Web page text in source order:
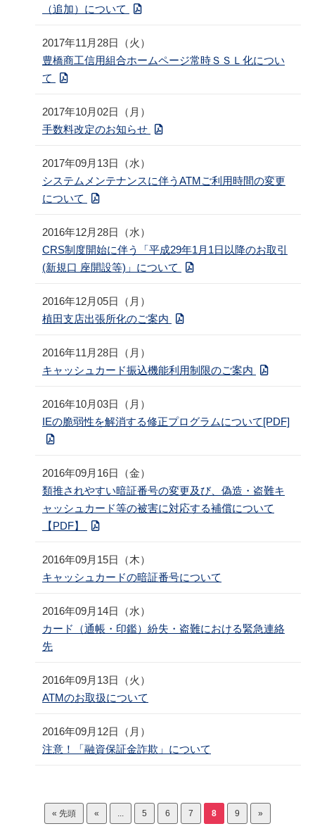
（追加）について
2017年11月28日（火）
豊橋商工信用組合ホームページ常時ＳＳＬ化につい
て
2017年10月02日（月）
手数料改定のお知らせ
2017年09月13日（水）
システムメンテナンスに伴うATMご利用時間の変更
について
2016年12月28日（水）
CRS制度開始に伴う「平成29年1月1日以降のお取引
(新規口 座開設等)」について
2016年12月05日（月）
植田支店出張所化のご案内
2016年11月28日（月）
キャッシュカード振込機能利用制限のご案内
2016年10月03日（月）
IEの脆弱性を解消する修正プログラムについて[PDF]
2016年09月16日（金）
類推されやすい暗証番号の変更及び、偽造・盗難キ
ャッシュカード等の被害に対応する補償について
【PDF】
2016年09月15日（木）
キャッシュカードの暗証番号について
2016年09月14日（水）
カード（通帳・印鑑）紛失・盗難における緊急連絡
先
2016年09月13日（火）
ATMのお取扱について
2016年09月12日（月）
注意！「融資保証金詐欺」について
« 先頭 « ... 5 6 7 8 9 »